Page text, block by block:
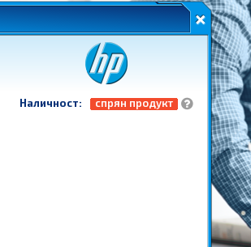
Наличност: спрян продукт